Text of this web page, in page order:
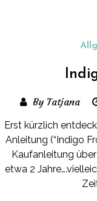
By Tatjana
Erst kürzlich
Anleitung (“Indigo
Kaufanleitung
etwa 2